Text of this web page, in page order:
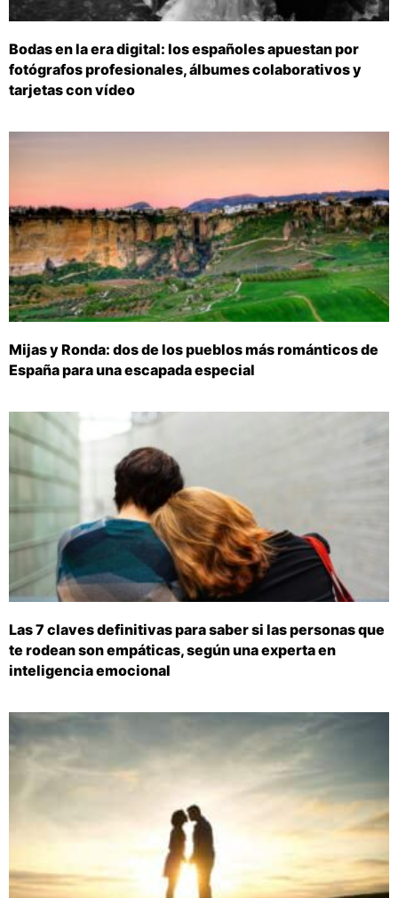
Bodas en la era digital: los españoles apuestan por
fotógrafos profesionales, álbumes colaborativos y
tarjetas con vídeo
Mijas y Ronda: dos de los pueblos más románticos de
España para una escapada especial
Las 7 claves definitivas para saber si las personas que
te rodean son empáticas, según una experta en
inteligencia emocional